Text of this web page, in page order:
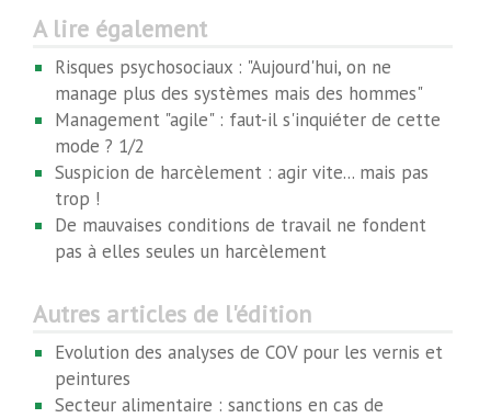
A lire également
Risques psychosociaux : "Aujourd'hui, on ne
manage plus des systèmes mais des hommes"
Management "agile" : faut-il s'inquiéter de cette
mode ? 1/2
Suspicion de harcèlement : agir vite... mais pas
trop !
De mauvaises conditions de travail ne fondent
pas à elles seules un harcèlement
Autres articles de l'édition
Evolution des analyses de COV pour les vernis et
peintures
Secteur alimentaire : sanctions en cas de